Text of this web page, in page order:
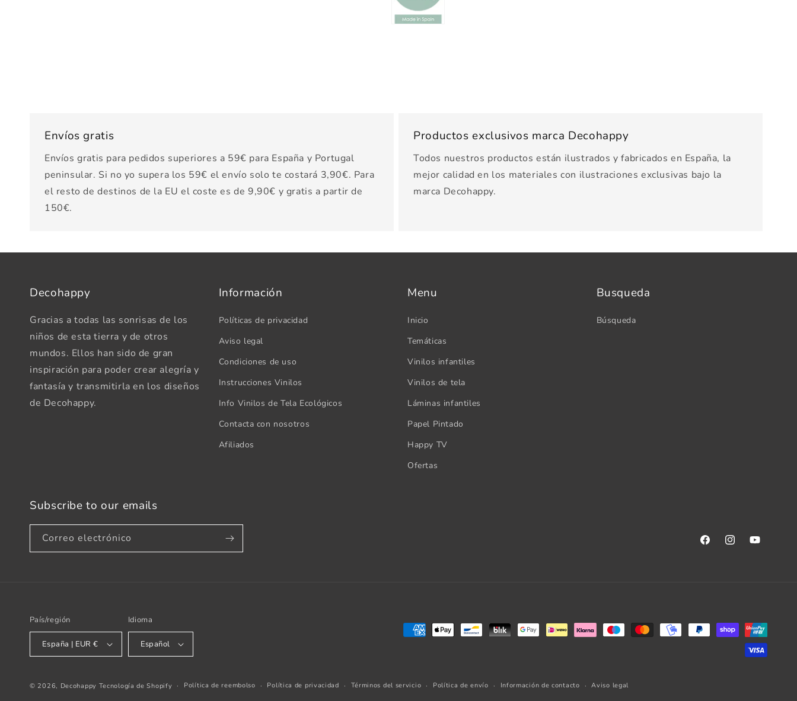
Envíos gratis
Envíos gratis para pedidos superiores a 59€ para España y Portugal
peninsular. Si no yo supera los 59€ el envío solo te costará 3,90€. Para
el resto de destinos de la EU el coste es de 9,90€ y gratis a partir de
150€.
Productos exclusivos marca Decohappy
Todos nuestros productos están ilustrados y fabricados en España, la
mejor calidad en los materiales con ilustraciones exclusivas bajo la
marca Decohappy.
Decohappy
Gracias a todas las sonrisas de los
niños de esta tierra y de otros
mundos. Ellos han sido de gran
inspiración para poder crear alegría y
fantasía y transmitirla en los diseños
de Decohappy.
Información
Políticas de privacidad
Aviso legal
Condiciones de uso
Instrucciones Vinilos
Info Vinilos de Tela Ecológicos
Contacta con nosotros
Afiliados
Menu
Inicio
Temáticas
Vinilos infantiles
Vinilos de tela
Láminas infantiles
Papel Pintado
Happy TV
Ofertas
Busqueda
Búsqueda
Subscribe to our emails
Correo electrónico
FacebookInstagramYouTube
País/región
España | EUR €
Idioma
Español
Formas
© 2026, Decohappy Tecnología de Shopify Política de reembolso Política de privacidad Términos del servicio Política de envío Información de contacto Aviso legal